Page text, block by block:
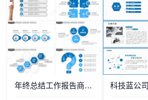
年终总结工作报告商业汇报通用PPT模板